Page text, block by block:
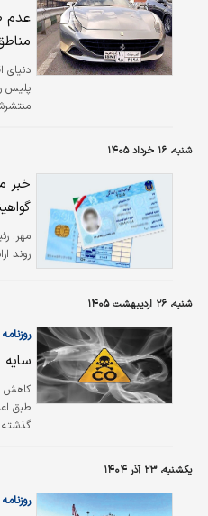
کرد:
راهور،
عدم
دنیای
پلیس
آن
شنبه، ۱۶ خرداد ۱۴۰۵
خبر
مهر:
روند
شنبه، ۲۶ اردیبهشت ۱۴۰۵
روزنامه
سایه
طبق
ایسنا
یکشنبه، ۲۳ آذر ۱۴۰۴
روزنامه